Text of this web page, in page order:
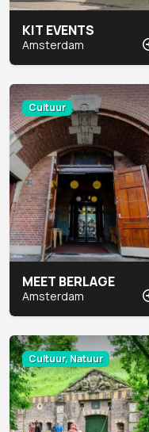
KIT EVENTS
Amsterdam
Cultuur
MEET BERLAGE
Amsterdam
Cultuur, Natuur